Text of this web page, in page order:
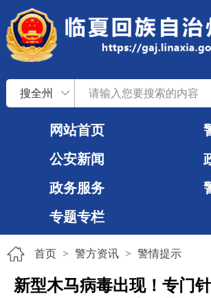
搜全州
网站首页
公安新闻
政务服务
专题专栏
首页 > 警方资讯 > 警情提示
新型木马病毒出现！专门